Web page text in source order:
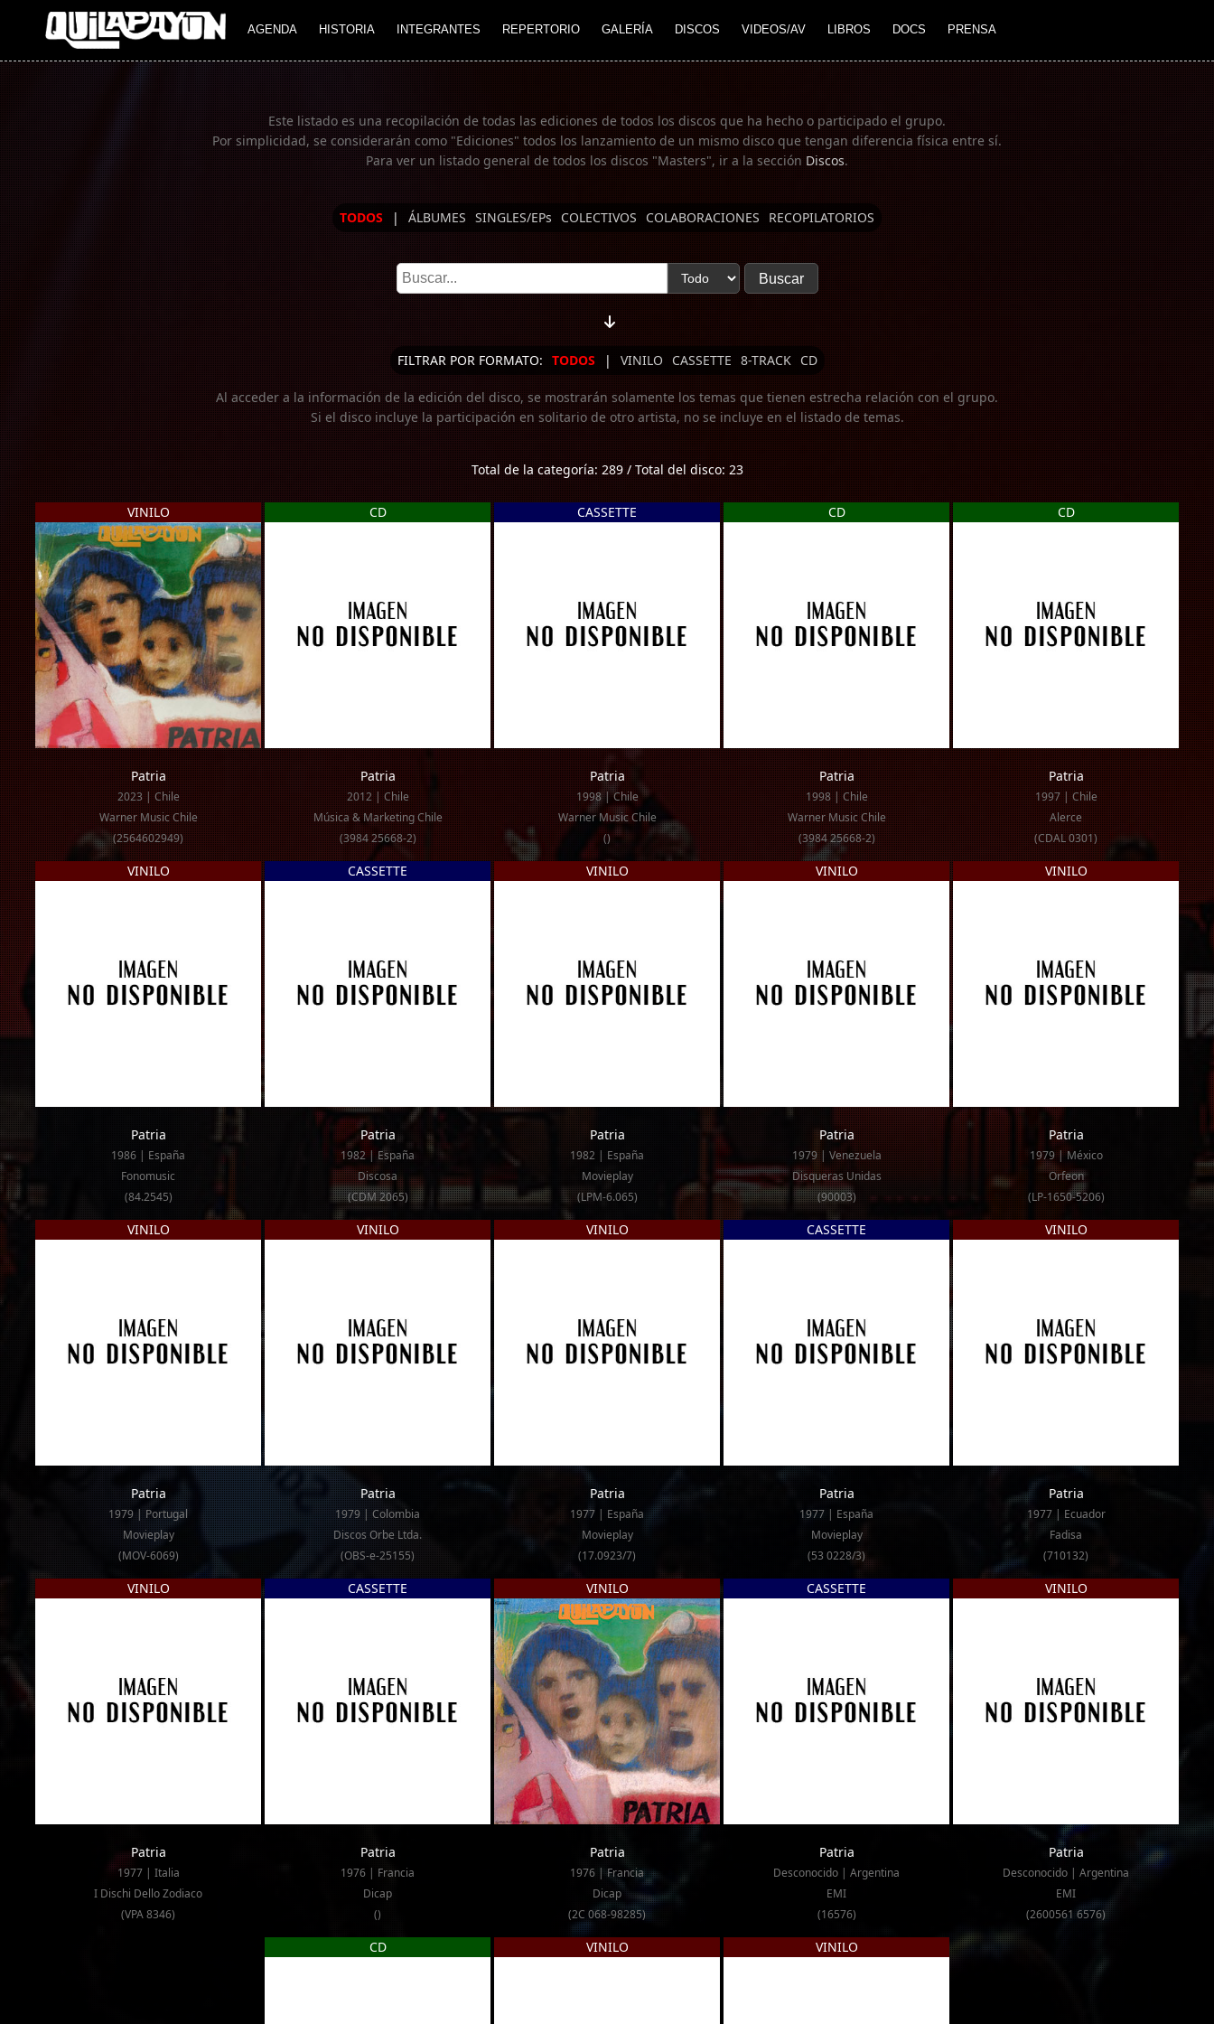
AGENDA HISTORIA INTEGRANTES REPERTORIO GALERÍA DISCOS VIDEOS/AV LIBROS DOCS PRENSA
Imagen 01
Este listado es una recopilación de todas las ediciones de todos los discos que ha hecho o participado el grupo.
Por simplicidad, se considerarán como "Ediciones" todos los lanzamiento de un mismo disco que tengan diferencia física entre sí.
Para ver un listado general de todos los discos "Masters", ir a la sección Discos.
TODOS | ÁLBUMES SINGLES/EPs COLECTIVOS COLABORACIONES RECOPILATORIOS
FILTRAR POR FORMATO: TODOS | VINILO CASSETTE 8-TRACK CD
Al acceder a la información de la edición del disco, se mostrarán solamente los temas que tienen estrecha relación con el grupo.
Si el disco incluye la participación en solitario de otro artista, no se incluye en el listado de temas.
Total de la categoría: 289 / Total del disco: 23
VINILO
Patria
2023 | Chile
Warner Music Chile
(2564602949)
CD
Patria
2012 | Chile
Música & Marketing Chile
(3984 25668-2)
CASSETTE
Patria
1998 | Chile
Warner Music Chile
()
CD
Patria
1998 | Chile
Warner Music Chile
(3984 25668-2)
CD
Patria
1997 | Chile
Alerce
(CDAL 0301)
VINILO
Patria
1986 | España
Fonomusic
(84.2545)
CASSETTE
Patria
1982 | España
Discosa
(CDM 2065)
VINILO
Patria
1982 | España
Movieplay
(LPM-6.065)
VINILO
Patria
1979 | Venezuela
Disqueras Unidas
(90003)
VINILO
Patria
1979 | México
Orfeon
(LP-1650-5206)
VINILO
Patria
1979 | Portugal
Movieplay
(MOV-6069)
VINILO
Patria
1979 | Colombia
Discos Orbe Ltda.
(OBS-e-25155)
VINILO
Patria
1977 | España
Movieplay
(17.0923/7)
CASSETTE
Patria
1977 | España
Movieplay
(53 0228/3)
VINILO
Patria
1977 | Ecuador
Fadisa
(710132)
VINILO
Patria
1977 | Italia
I Dischi Dello Zodiaco
(VPA 8346)
CASSETTE
Patria
1976 | Francia
Dicap
()
VINILO
Patria
1976 | Francia
Dicap
(2C 068-98285)
CASSETTE
Patria
Desconocido | Argentina
EMI
(16576)
VINILO
Patria
Desconocido | Argentina
EMI
(2600561 6576)
CD VINILO VINILO